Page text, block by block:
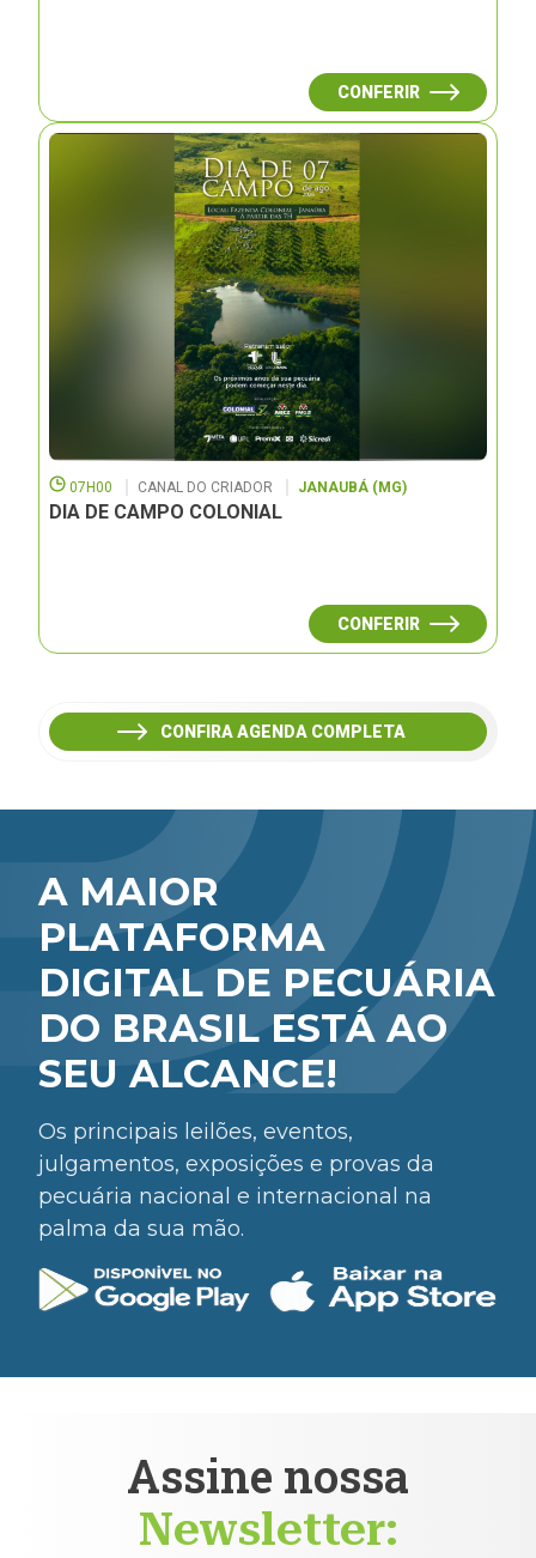
CONFERIR
07H00 CANAL DO CRIADOR JANAUBÁ (MG)
DIA DE CAMPO COLONIAL
CONFERIR
CONFIRA AGENDA COMPLETA
A MAIOR
PLATAFORMA
DIGITAL DE PECUÁRIA
DO BRASIL ESTÁ AO
SEU ALCANCE!
Os principais leilões, eventos,
julgamentos, exposições e provas da
pecuária nacional e internacional na
palma da sua mão.
Assine nossa
Newsletter: